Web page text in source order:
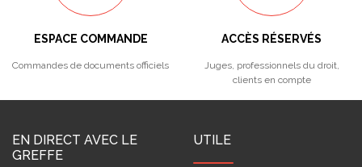
ESPACE COMMANDE
Commandes de documents officiels
ACCÈS RÉSERVÉS
Juges, professionnels du droit,
clients en compte
EN DIRECT AVEC LE
GREFFE
UTILE